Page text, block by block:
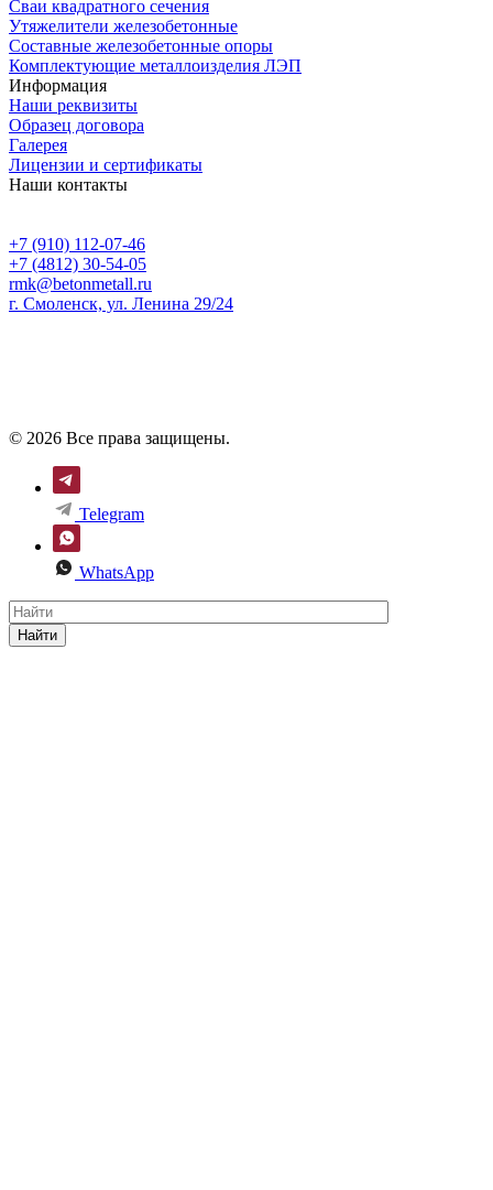
Сваи квадратного сечения
Утяжелители железобетонные
Составные железобетонные опоры
Комплектующие металлоизделия ЛЭП
Информация
Наши реквизиты
Образец договора
Галерея
Лицензии и сертификаты
Наши контакты
+7 (910) 112-07-46
+7 (4812) 30-54-05
rmk@betonmetall.ru
г. Смоленск, ул. Ленина 29/24
© 2026 Все права защищены.
Telegram
WhatsApp
Найти